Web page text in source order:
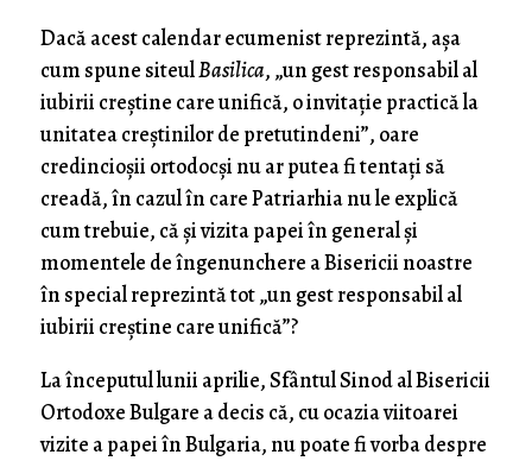
Dacă acest calendar ecumenist reprezintă, așa
cum spune siteulBasilica, „un gest responsabil al
iubirii creștine care unifică, o invitație practică la
unitatea creștinilor de pretutindeni”, oare
credincioșii ortodocși nu ar putea fi tentați să
creadă, în cazul în care Patriarhia nu le explică
cum trebuie, că și vizita papei în general și
momentele de îngenunchere a Bisericii noastre
în special reprezintă tot „un gest responsabil al
iubirii creștine care unifică”?
La începutul lunii aprilie, Sfântul Sinod al Bisericii
Ortodoxe Bulgare a decis că, cu ocazia viitoarei
vizite a papei în Bulgaria, nu poate fi vorba despre